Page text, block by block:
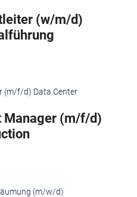
(w/m/d)
Manager (m/f/d)